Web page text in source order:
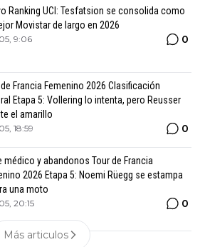
Ranking UCI: Tesfatsion se consolida como
Movistar de largo en 2026
9:06 0
Francia Femenino 2026 Clasificación
Etapa 5: Vollering lo intenta, pero Reusser
el amarillo
18:59 0
médico y abandonos Tour de Francia
2026 Etapa 5: Noemi Rüegg se estampa
una moto
20:15 0
Más articulos